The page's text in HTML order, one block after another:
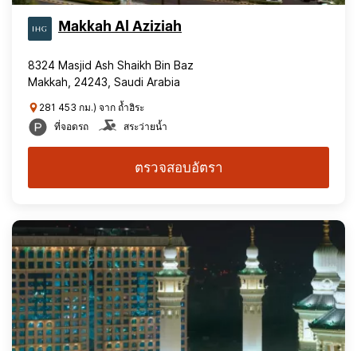
Makkah Al Aziziah
8324 Masjid Ash Shaikh Bin Baz
Makkah, 24243, Saudi Arabia
281 453 กม.) จาก ถ้ำฮิระ
ที่จอดรถ
สระว่ายน้ำ
ตรวจสอบอัตรา